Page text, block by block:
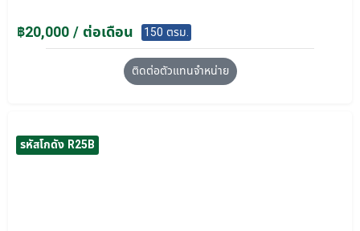
฿20,000 / ต่อเดือน 150 ตรม.
ติดต่อตัวแทนจำหน่าย
รหัสโกดัง R25B